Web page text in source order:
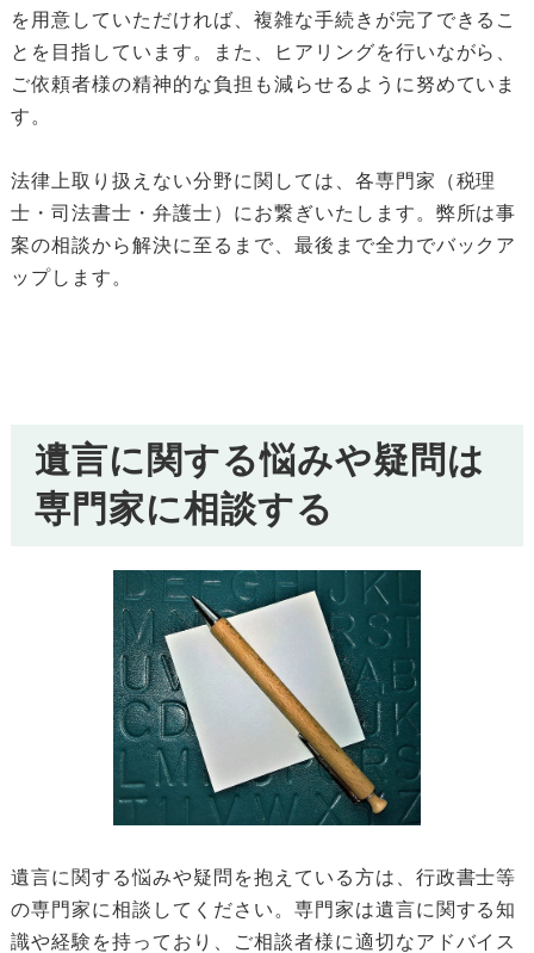
を用意していただければ、複雑な手続きが完了できるこ
とを目指しています。また、ヒアリングを行いながら、
ご依頼者様の精神的な負担も減らせるように努めていま
す。
法律上取り扱えない分野に関しては、各専門家（税理
士・司法書士・弁護士）にお繋ぎいたします。弊所は事
案の相談から解決に至るまで、最後まで全力でバックア
ップします。
遺言に関する悩みや疑問は
専門家に相談する
遺言に関する悩みや疑問を抱えている方は、行政書士等
の専門家に相談してください。専門家は遺言に関する知
識や経験を持っており、ご相談者様に適切なアドバイス